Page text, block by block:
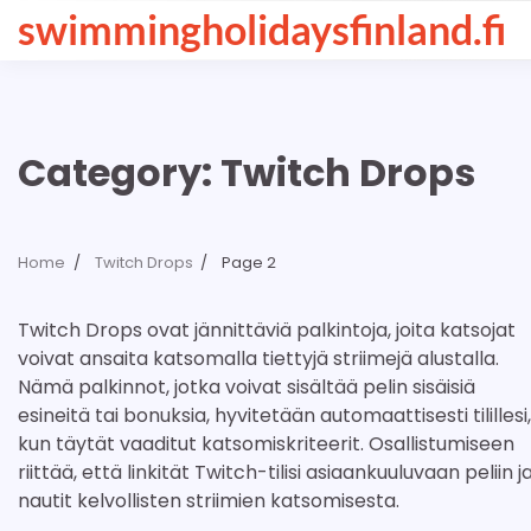
swimmingholidaysfinland.fi
Category: Twitch Drops
Home Twitch Drops Page 2
Twitch Drops ovat jännittäviä palkintoja, joita katsojat
voivat ansaita katsomalla tiettyjä striimejä alustalla.
Nämä palkinnot, jotka voivat sisältää pelin sisäisiä
esineitä tai bonuksia, hyvitetään automaattisesti tilillesi,
kun täytät vaaditut katsomiskriteerit. Osallistumiseen
riittää, että linkität Twitch-tilisi asiaankuuluvaan peliin
nautit kelvollisten striimien katsomisesta.